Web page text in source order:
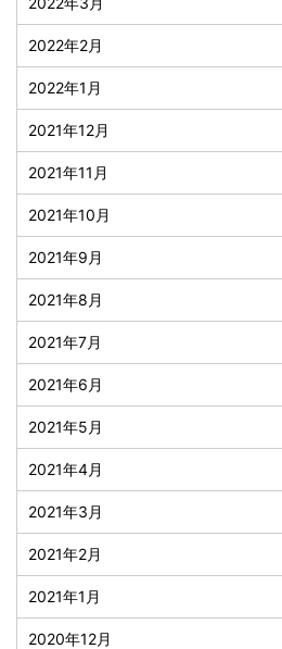
2022年2月
2022年1月
2021年12月
2021年11月
2021年10月
2021年9月
2021年8月
2021年7月
2021年6月
2021年5月
2021年4月
2021年3月
2021年2月
2021年1月
2020年12月